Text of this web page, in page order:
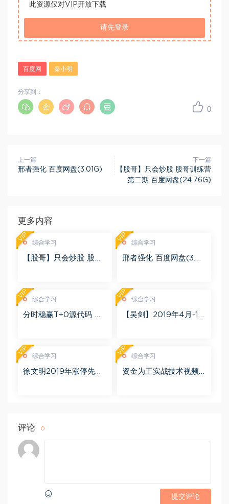
此资源仅对VIP开放下载
请先登录
百度网 秦小明
0
分享到：
上一篇
邢者强化 百度网盘(3.01G)
下一篇
【股哥】只会炒股 股哥训练营
第二期 百度网盘(24.76G)
更多内容
综合学习
【股哥】只会炒股 股哥
VIP 综合学习
邢者强化 百度网盘(3.01
VIP
综合学习
分时稳赢T+0源代码 自
VIP 综合学习
【吴剑】2019年4月-11
VIP
综合学习
徐文明2019年涨停先锋
VIP 综合学习
资金为王实战技术视频
VIP
评论 0
提交评论